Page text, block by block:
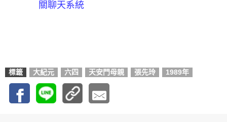
關聊天系統
標籤 大紀元 六四 天安門母親 張先玲 1989年